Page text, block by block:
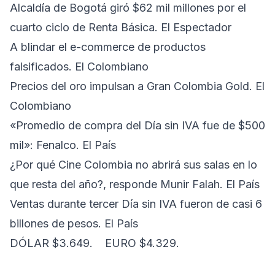
Alcaldía de Bogotá giró $62 mil millones por el
cuarto ciclo de Renta Básica. El Espectador
A blindar el e-commerce de productos
falsificados. El Colombiano
Precios del oro impulsan a Gran Colombia Gold. El
Colombiano
«Promedio de compra del Día sin IVA fue de $500
mil»: Fenalco. El País
¿Por qué Cine Colombia no abrirá sus salas en lo
que resta del año?, responde Munir Falah. El País
Ventas durante tercer Día sin IVA fueron de casi 6
billones de pesos. El País
DÓLAR $3.649. EURO $4.329.